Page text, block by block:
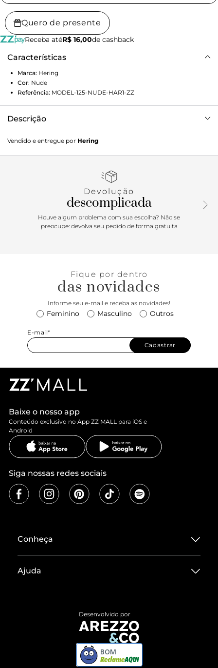
Quero de presente
Receba atéR$ 16,00de cashback
Características
Marca: Hering
Cor: Nude
Referência: MODEL-125-NUDE-HAR1-ZZ
Descrição
ocasião. Esse vestido curto tem a modelagem reta e
caimento fluído, proporcionando movimento e conforto ao
silhueta com um toque de delicadeza e sofisticação.
vão do dia a noite com facilidade.Detalhes da peça:Tecido
plano Modelagem reta Comprimento curto Decote V Alças
Vendido e entregue por Hering
Devolução
descomplicada
Houve algum problema com sua escolha? Não se
preocupe: devolva seu pedido de forma gratuita
Fique por dentro
das novidades
Informe seu e-mail e receba as novidades!
Feminino Masculino Outros
E-mail*
Cadastrar
Baixe o nosso app
Conteúdo exclusivo no App ZZ MALL para iOS e
Android
Siga nossas redes sociais
Conheça
Termos de Uso
ZZ MALL é confiável
Ajuda
Devolução do Produto
Compre pelo WhatsApp
Desenvolvido por
BOM